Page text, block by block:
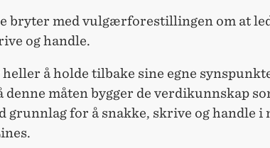
bryter med vulgærforestillingen om at
og handle.
heller å holde tilbake sine egne
denne måten bygger de verdikunnskap
grunnlag for å snakke, skrive og handle i